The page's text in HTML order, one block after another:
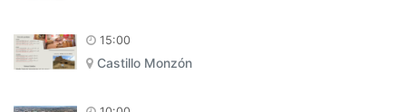
15:00
Castillo Monzón